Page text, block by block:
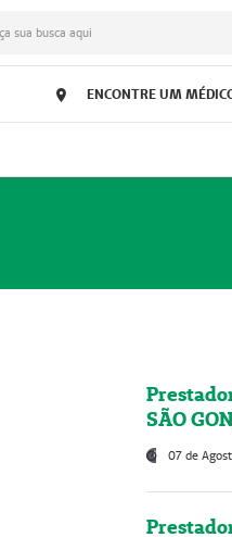
sua busca aqui
ENCONTRE UM
SÃO
07 de